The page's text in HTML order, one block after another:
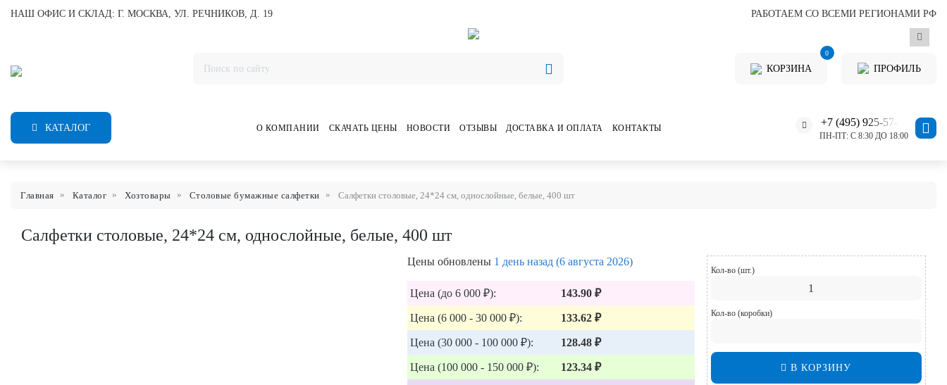
НАШ ОФИС И СКЛАД: Г. МОСКВА, УЛ. РЕЧНИКОВ, Д. 19 РАБОТАЕМ СО ВСЕМИ РЕГИОНАМИ РФ
КОРЗИНА
0
ПРОФИЛЬ
КАТАЛОГ О КОМПАНИИ СКАЧАТЬ ЦЕНЫ НОВОСТИ ОТЗЫВЫ ДОСТАВКА И ОПЛАТА КОНТАКТЫ +7 (495) 925-57-11
ПН-ПТ: С 8:30 ДО 18:00
Главная Каталог Хозтовары Столовые бумажные салфетки Салфетки столовые, 24*24 см, однослойные, белые, 400 шт
Салфетки столовые, 24*24 см, однослойные, белые, 400 шт
Цены обновлены 1 день назад (6 августа 2026)
Цена (до 6 000 ₽): 143.90 ₽
Цена (6 000 - 30 000 ₽): 133.62 ₽
Цена (30 000 - 100 000 ₽): 128.48 ₽
Цена (100 000 - 150 000 ₽): 123.34 ₽
Кол-во (шт.)
Кол-во (коробки)
В КОРЗИНУ